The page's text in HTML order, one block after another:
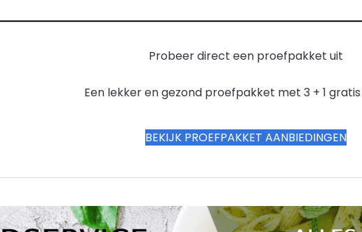
Probeer direct een proefpakket uit
Een lekker en gezond proefpakket met 3 + 1
BEKIJK PROEFPAKKET AANBIEDINGEN